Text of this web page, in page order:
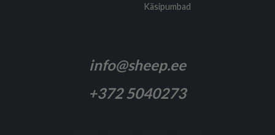
Käsipumbad
info@sheep.ee
+372 5040273